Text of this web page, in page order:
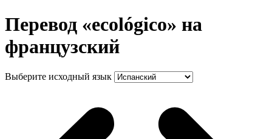
Перевод «ecológico» на
французский
Выберите исходный язык